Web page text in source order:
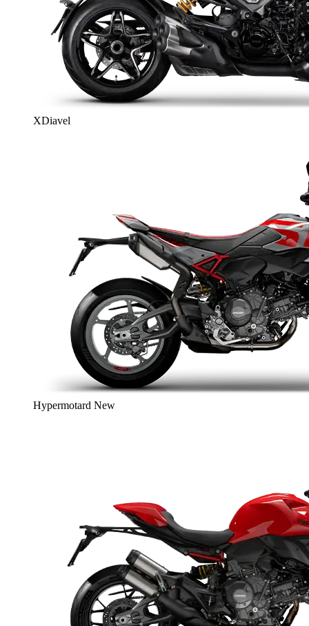
XDiavel
Hypermotard New